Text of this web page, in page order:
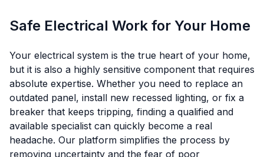
Safe Electrical Work for Your Home
Your electrical system is the true heart of your home,
but it is also a highly sensitive component that requires
absolute expertise. Whether you need to replace an
outdated panel, install new recessed lighting, or fix a
breaker that keeps tripping, finding a qualified and
available specialist can quickly become a real
headache. Our platform simplifies the process by
removing uncertainty and the fear of poor